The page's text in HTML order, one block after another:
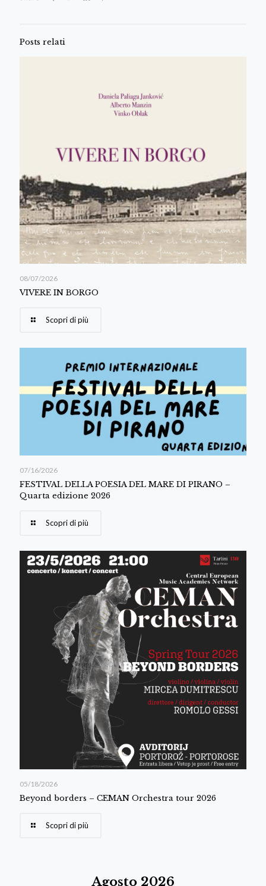
Posts relati
08/07/2026
VIVERE IN BORGO
Scopri di più
07/16/2026
FESTIVAL DELLA POESIA DEL MARE DI PIRANO –
Quarta edizione 2026
Scopri di più
05/18/2026
Beyond borders – CEMAN Orchestra tour 2026
Scopri di più
Agosto 2026